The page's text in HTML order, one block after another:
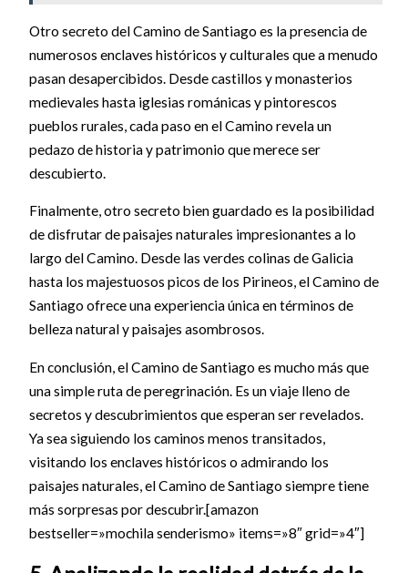
Otro secreto del Camino de Santiago es la presencia de
numerosos enclaves históricos y culturales que a menudo
pasan desapercibidos. Desde castillos y monasterios
medievales hasta iglesias románicas y pintorescos
pueblos rurales, cada paso en el Camino revela un
pedazo de historia y patrimonio que merece ser
descubierto.
Finalmente, otro secreto bien guardado es la posibilidad
de disfrutar de paisajes naturales impresionantes a lo
largo del Camino. Desde las verdes colinas de Galicia
hasta los majestuosos picos de los Pirineos, el Camino de
Santiago ofrece una experiencia única en términos de
belleza natural y paisajes asombrosos.
En conclusión, el Camino de Santiago es mucho más que
una simple ruta de peregrinación. Es un viaje lleno de
secretos y descubrimientos que esperan ser revelados.
Ya sea siguiendo los caminos menos transitados,
visitando los enclaves históricos o admirando los
paisajes naturales, el Camino de Santiago siempre tiene
más sorpresas por descubrir.[amazon
bestseller=»mochila senderismo» items=»8″ grid=»4″]